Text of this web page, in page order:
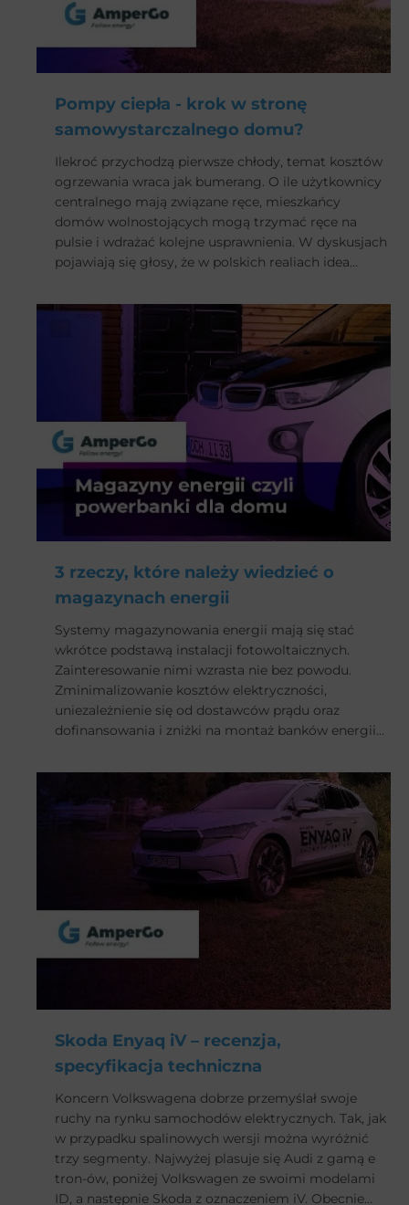
Pompy ciepła - krok w stronę
samowystarczalnego domu?
Ilekroć przychodzą pierwsze chłody, temat kosztów
ogrzewania wraca jak bumerang. O ile użytkownicy
centralnego mają związane ręce, mieszkańcy
domów wolnostojących mogą trzymać ręce na
pulsie i wdrażać kolejne usprawnienia. W dyskusjach
pojawiają się głosy, że w polskich realiach idea
inteligentne rozwiązania zyskują coraz więcej
usatysfakcjonowanych zwolenników. Między innymi
właśnie za sprawą pomp ciepła. Kto powinien
rozważyć taką inwestycję i jakie są z niej korzyści?
3 rzeczy, które należy wiedzieć o
magazynach energii
Systemy magazynowania energii mają się stać
wkrótce podstawą instalacji fotowoltaicznych.
Zainteresowanie nimi wzrasta nie bez powodu.
Zminimalizowanie kosztów elektryczności,
uniezależnienie się od dostawców prądu oraz
dofinansowania i zniżki na montaż banków energii
Co należy wiedzieć o magazynach energii?
Skoda Enyaq iV – recenzja,
specyfikacja techniczna
Koncern Volkswagena dobrze przemyślał swoje
ruchy na rynku samochodów elektrycznych. Tak, jak
w przypadku spalinowych wersji można wyróżnić
trzy segmenty. Najwyżej plasuje się Audi z gamą e
tron-ów, poniżej Volkswagen ze swoimi modelami
ID, a następnie Skoda z oznaczeniem iV. Obecnie